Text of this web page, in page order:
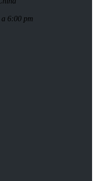
6:00 pm